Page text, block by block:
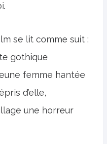
se lit comme suit :
gothique
femme hantée
d’elle,
une horreur